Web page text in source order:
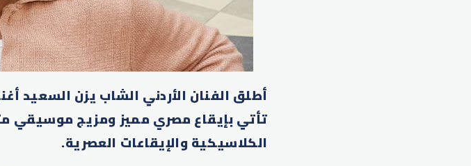
أطلق الفنان الأردني الشاب يزن السعيد
تأتي بإيقاع مصري مميز ومزيج موسيقي
الكلاسيكية والإيقاعات العصرية.